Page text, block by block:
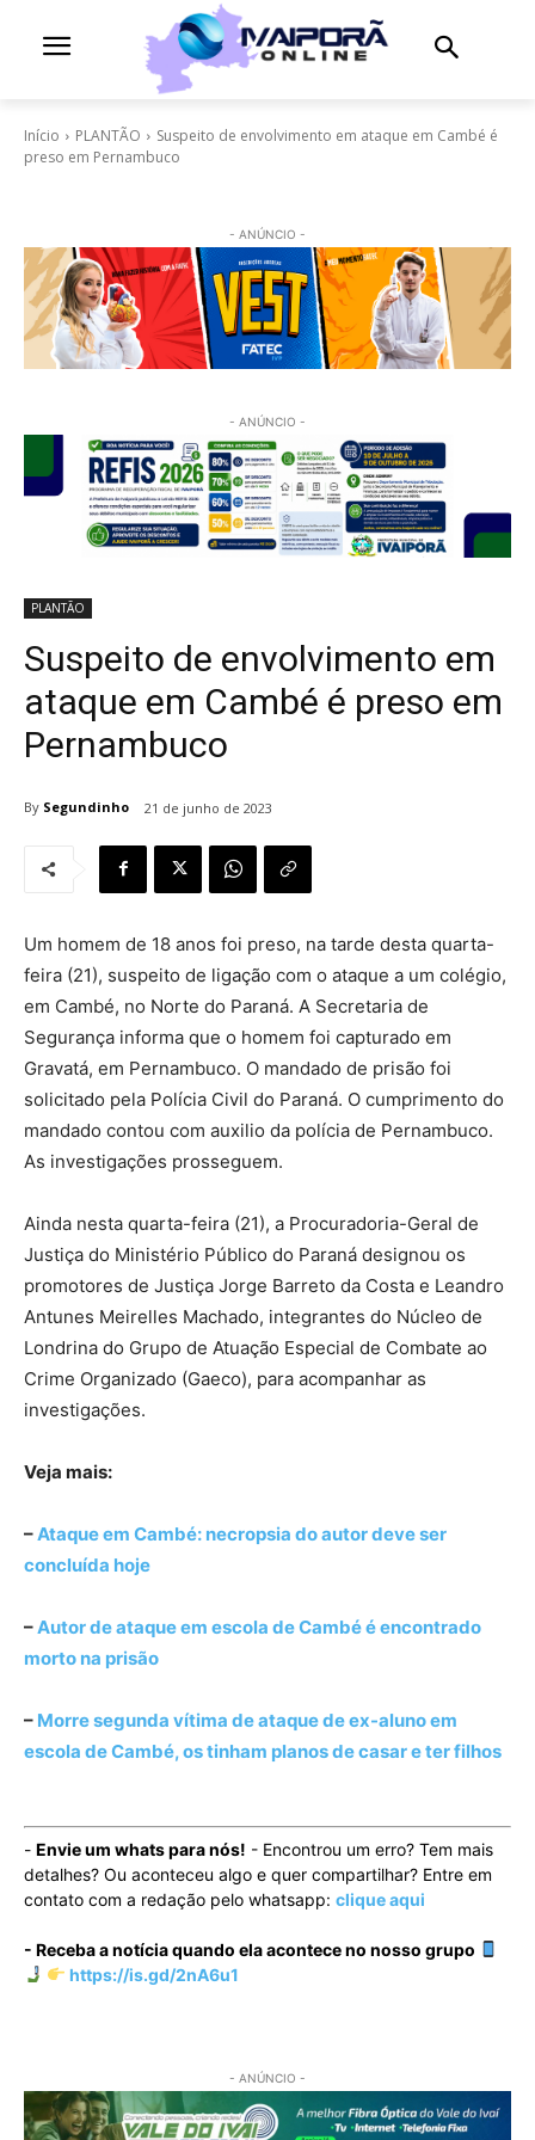
Início PLANTÃO
Suspeito de envolvimento em ataque em Cambé é
preso em Pernambuco
- ANÚNCIO -
- ANÚNCIO -
PLANTÃO
Suspeito de envolvimento em
ataque em Cambé é preso em
Pernambuco
By Segundinho 21 de junho de 2023
Um homem de 18 anos foi preso, na tarde desta quarta-
feira (21), suspeito de ligação com o ataque a um colégio,
em Cambé, no Norte do Paraná. A Secretaria de
Segurança informa que o homem foi capturado em
Gravatá, em Pernambuco. O mandado de prisão foi
solicitado pela Polícia Civil do Paraná. O cumprimento do
mandado contou com auxilio da polícia de Pernambuco.
As investigações prosseguem.
Ainda nesta quarta-feira (21), a Procuradoria-Geral de
Justiça do Ministério Público do Paraná designou os
promotores de Justiça Jorge Barreto da Costa e Leandro
Antunes Meirelles Machado, integrantes do Núcleo de
Londrina do Grupo de Atuação Especial de Combate ao
Crime Organizado (Gaeco), para acompanhar as
investigações.
Veja mais:
–Ataque em Cambé: necropsia do autor deve ser
concluída hoje
–Autor de ataque em escola de Cambé é encontrado
morto na prisão
– Morre segunda vítima de ataque de ex-aluno em
escola de Cambé, os tinham planos de casar e ter filhos
- Envie um whats para nós! - Encontrou um erro? Tem mais
detalhes? Ou aconteceu algo e quer compartilhar? Entre em
contato com a redação pelo whatsapp: clique aqui
- Receba a notícia quando ela acontece no nosso grupo
https://is.gd/2nA6u1
- ANÚNCIO -